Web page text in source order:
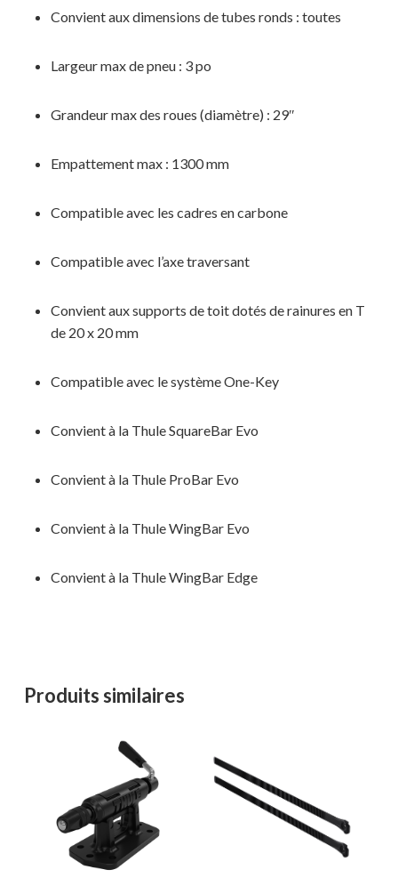
Convient aux dimensions de tubes ronds : toutes
Largeur max de pneu : 3 po
Grandeur max des roues (diamètre) : 29″
Empattement max : 1300 mm
Compatible avec les cadres en carbone
Compatible avec l’axe traversant
Convient aux supports de toit dotés de rainures en T
de 20 x 20 mm
Compatible avec le système One-Key
Convient à la Thule SquareBar Evo
Convient à la Thule ProBar Evo
Convient à la Thule WingBar Evo
Convient à la Thule WingBar Edge
Produits similaires